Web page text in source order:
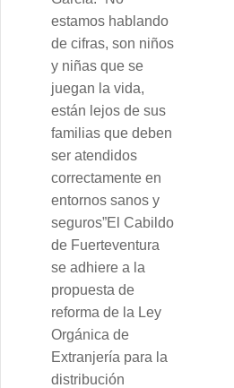
estamos hablando
de cifras, son niños
y niñas que se
juegan la vida,
están lejos de sus
familias que deben
ser atendidos
correctamente en
entornos sanos y
seguros”El Cabildo
de Fuerteventura
se adhiere a la
propuesta de
reforma de la Ley
Orgánica de
Extranjería para la
distribución